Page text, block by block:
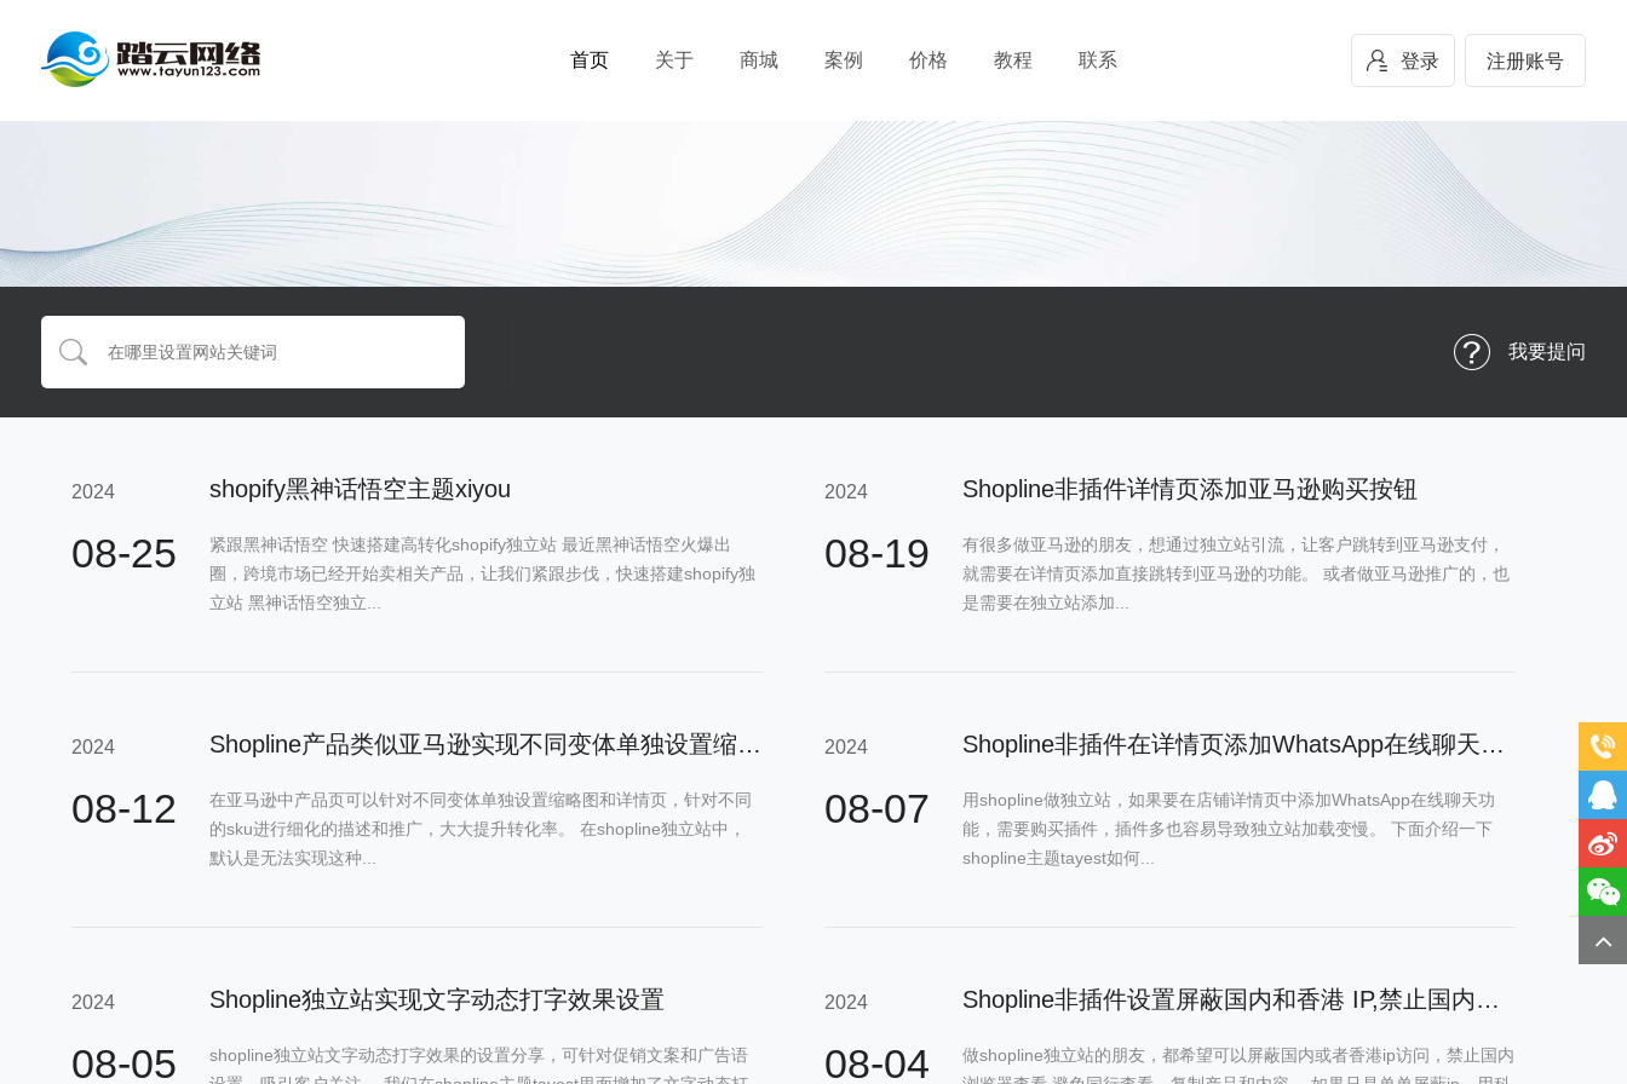
首页 关于 商城 案例 价格 教程 联系 登录 注册账号
我要提问
2024
08-25
shopify黑神话悟空主题xiyou
紧跟黑神话悟空 快速搭建高转化shopify独立站 最近黑神话悟空火爆出
圈，跨境市场已经开始卖相关产品，让我们紧跟步伐，快速搭建shopify独
立站 黑神话悟空独立...
2024
08-19
Shopline非插件详情页添加亚马逊购买按钮
有很多做亚马逊的朋友，想通过独立站引流，让客户跳转到亚马逊支付，
就需要在详情页添加直接跳转到亚马逊的功能。 或者做亚马逊推广的，也
是需要在独立站添加...
2024
08-12
Shopline产品类似亚马逊实现不同变体单独设置缩略图和详情页 非插件
在亚马逊中产品页可以针对不同变体单独设置缩略图和详情页，针对不同
的sku进行细化的描述和推广，大大提升转化率。 在shopline独立站中，
默认是无法实现这种...
2024
08-07
Shopline非插件在详情页添加WhatsApp在线聊天功能
用shopline做独立站，如果要在店铺详情页中添加WhatsApp在线聊天功
能，需要购买插件，插件多也容易导致独立站加载变慢。 下面介绍一下
shopline主题tayest如何...
2024
08-05
Shopline独立站实现文字动态打字效果设置
shopline独立站文字动态打字效果的设置分享，可针对促销文案和广告语
2024
08-04
Shopline非插件设置屏蔽国内和香港 IP,禁止国内浏览器访问和鼠标右键功能
做shopline独立站的朋友，都希望可以屏蔽国内或者香港ip访问，禁止国内